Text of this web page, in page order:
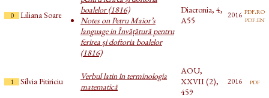
0 Liliana Soare
boalelor (1816)
Notes on Petru Maior’s
language in Învățătură pentru
ferirea și doftoria boalelor
(1816)
Diacronia, 4,
A55
2016 pdf.ro
pdf.en
1 Silvia Pitiriciu
Verbul latin în terminologia
matematică
AOU,
XXVII (2),
459
2016 pdf